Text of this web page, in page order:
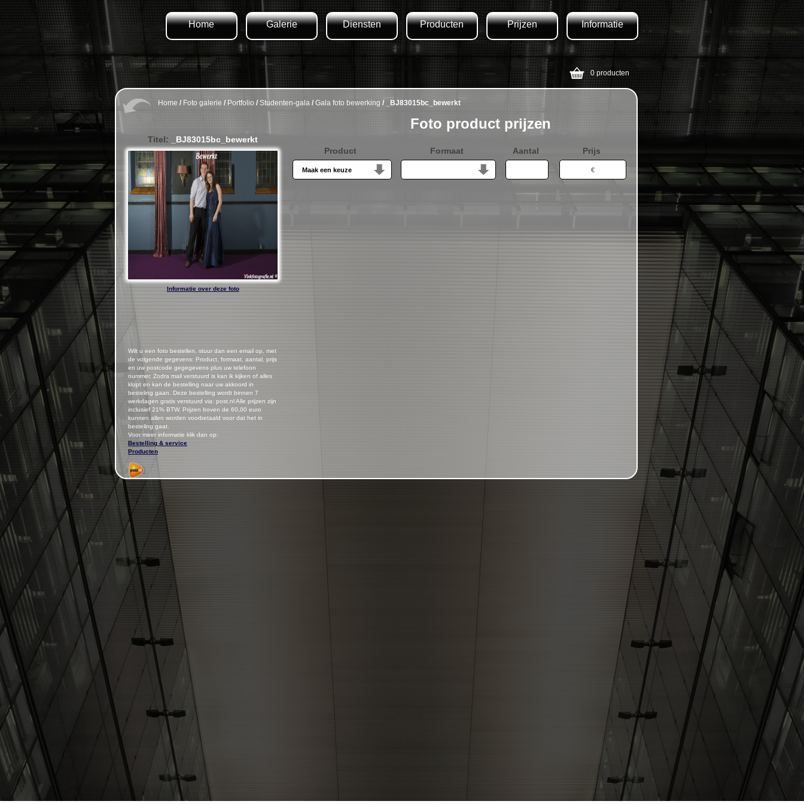
Home Galerie Diensten Producten Prijzen Informatie
0 producten
Home / Foto galerie / Portfolio / Studenten-gala / Gala foto bewerking / _BJ83015bc_bewerkt
Titel: _BJ83015bc_bewerkt
Informatie over deze foto
Wilt u een foto bestellen, stuur dan een email op, met
de volgende gegevens: Product, formaat, aantal, prijs
en uw postcode gegegevens plus uw telefoon
nummer. Zodra mail verstuurd is kan ik kijken of alles
klopt en kan de bestelling naar uw akkoord in
besteling gaan. Deze bestelling wordt binnen 7
werkdagen gratis verstuurd via: post.nl Alle prijzen zijn
inclusief 21% BTW. Prijzen boven de 60,00 euro
kunnen allen worden voorbetaald voor dat het in
besteling gaat.
Voor meer informatie klik dan op:
Bestelling & service
Producten
Foto product prijzen
Product Formaat Aantal Prijs